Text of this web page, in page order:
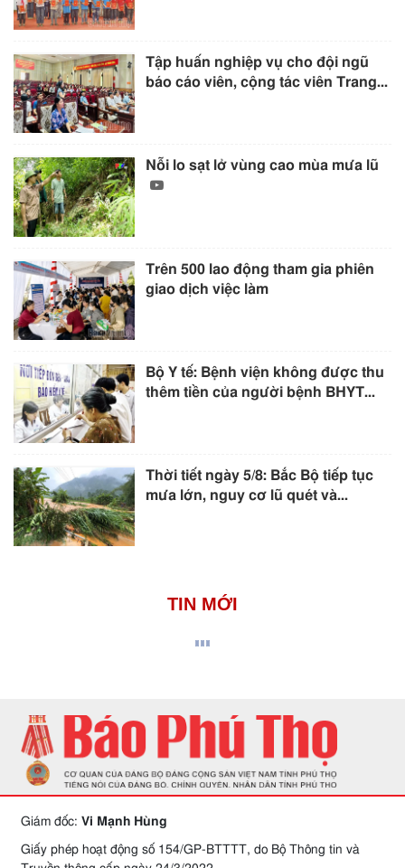
Tập huấn nghiệp vụ cho đội ngũ
báo cáo viên, cộng tác viên Trang...
Nỗi lo sạt lở vùng cao mùa mưa lũ
Trên 500 lao động tham gia phiên
giao dịch việc làm
Bộ Y tế: Bệnh viện không được thu
thêm tiền của người bệnh BHYT...
Thời tiết ngày 5/8: Bắc Bộ tiếp tục
mưa lớn, nguy cơ lũ quét và...
TIN MỚI
Giám đốc: Vi Mạnh Hùng
Giấy phép hoạt động số 154/GP-BTTTT, do Bộ Thông tin và